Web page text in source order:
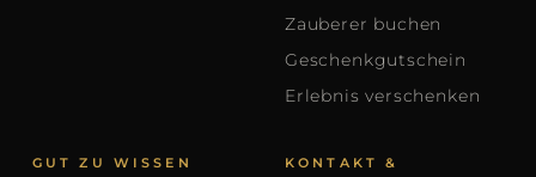
Zauberer buchen
Geschenkgutschein
Erlebnis verschenken
GUT ZU WISSEN
KONTAKT &